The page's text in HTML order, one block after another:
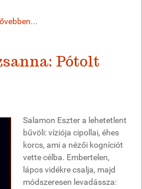
Pótolt
Salamon Eszter a lehetetlent
bűvöli: víziója cipollai, éhes
korcs, ami a nézői kogníciót
vette célba. Embertelen,
lápos vidékre csalja, majd
módszeresen levadássza: